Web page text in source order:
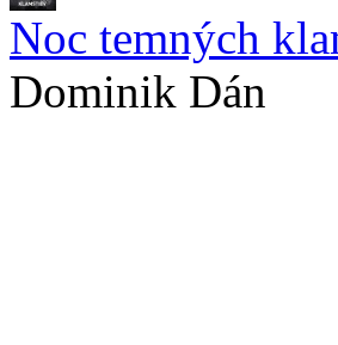
Noc temných
Dominik Dán